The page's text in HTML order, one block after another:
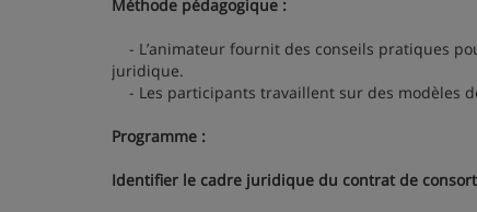
Méthode pédagogique :
- L’animateur fournit des conseils pratiques
juridique.
- Les participants travaillent sur des modèles
Programme :
Identifier le cadre juridique du contrat de